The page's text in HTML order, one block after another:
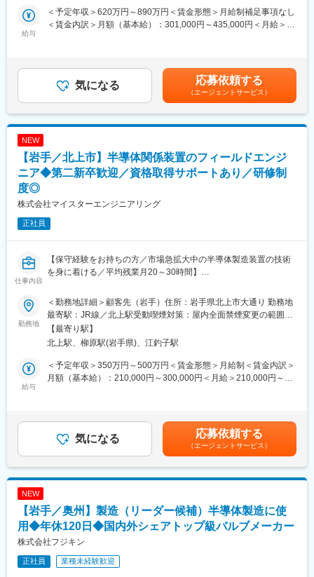
案活動）
・PAC、GHP、吸収式のフロント業務、お客様対応、顧客接点強
化推進
■採用背景
業務用空調（PAC、GHP、吸収式）の事業領域の拡大に伴う、保
■1日の流れ（イメージ）
09：00 出社（メールチェックや見積書の作成及び提出。）
ります。）
12：00 お昼休憩
15：00 お客様先に伺い、整備作業などの打ち合わせ（ 協力会社
では対応しきれない現場にサポートへ行くこともあります。）
19：00 退社
■働く社員のインタビュー記事
【1秒でも速く現場に駆けつけられる体制をつくり上げていく。】
https://commercial-equipment-
systems.jpn.panasonic.com/recruit/person/08/
■当社の魅力
扱う中で、販売から設置、購入後のメンテナンスまで全てを自社
で一貫して行い、得られたデータをシステムに還元する事で、顧
客の事業効率化、見える化、最適化に貢献しています。
給与
＜予定年収＞620万円～890万円＜賃金形態＞月給制補足事項なし
＜賃金内訳＞月額（基本給）：301,000円～435,000円＜月給＞
期昇給ではありません■賞与：年2回賃金はあくまでも目安の金額
であり、選考を通じて上下する可能性があります。月給(月額)は固
気になる 応募依頼する
（エージェントサービス）
NEW
【岩手／北上市】半導体関係装置のフィールドエンジ
ニア◆第二新卒歓迎／資格取得サポートあり／研修制
度◎
株式会社マイスターエンジニアリング
正社員
仕事内容
【保守経験をお持ちの方／市場急拡大中の半導体製造装置の技術
を身に着ける／平均残業月20～30時間】
製造設備のフィールドエンジニア業務をお任せします。
【詳細】
・半導体ウエハ搬送装置のメンテナンス
・トラブル、故障修理対応
・不具合、改善要求などを取りまとめフィードバック
・製品品質向上サポート
【対象機器】
・TDK半導体チップ実装機
【スキルアップ支援】
■研修制度（技術研修、現場研修など）
■各種表彰制度
みません！
【現場研修】
現場への配属後はまず顧客の事業内容や主力製品などの基礎知識
を学ぶところからスタート。
勤務地
＜勤務地詳細＞顧客先（岩手）住所：岩手県北上市大通り 勤務地
最寄駅：JR線／北上駅受動喫煙対策：屋内全面禁煙変更の範囲：
会社の定める事業所
【最寄り駅】
北上駅、柳原駅(岩手県)、江釣子駅
給与
＜予定年収＞350万円～500万円＜賃金形態＞月給制＜賃金内訳＞
月額（基本給）：210,000円～300,000円＜月給＞210,000円～
額であり、選考を通じて上下する可能性があります。月給(月額)は
固定手当を含めた表記です。
気になる 応募依頼する
（エージェントサービス）
NEW
【岩手／奥州】製造（リーダー候補）半導体製造に使
用◆年休120日◆国内外シェアトップ級バルブメーカー
株式会社フジキン
正社員 業種未経験歓迎